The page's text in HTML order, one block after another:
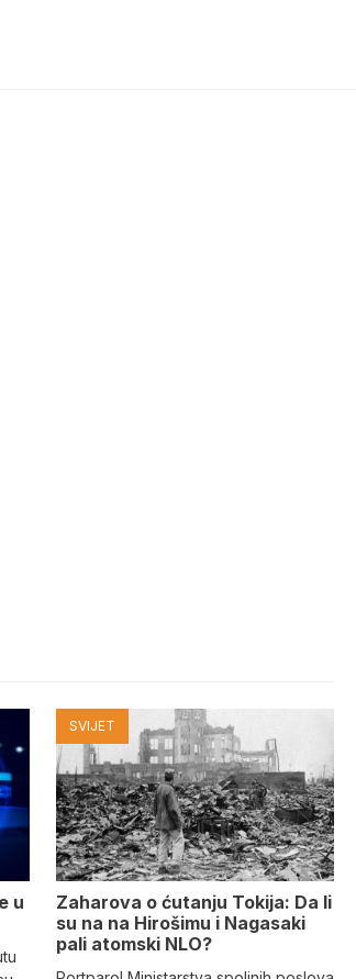
u
SVIJET
Zaharova o ćutanju Tokija: Da li
su na na Hirošimu i Nagasaki
pali atomski NLO?